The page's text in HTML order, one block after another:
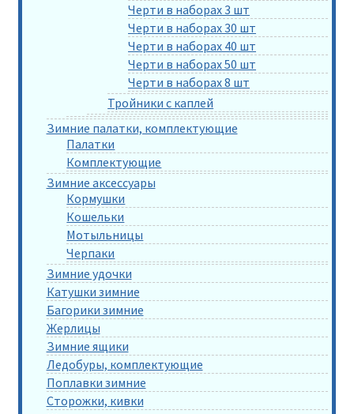
Черти в наборах 3 шт
Черти в наборах 30 шт
Черти в наборах 40 шт
Черти в наборах 50 шт
Черти в наборах 8 шт
Тройники с каплей
Зимние палатки, комплектующие
Палатки
Комплектующие
Зимние аксессуары
Кормушки
Кошельки
Мотыльницы
Черпаки
Зимние удочки
Катушки зимние
Багорики зимние
Жерлицы
Зимние ящики
Ледобуры, комплектующие
Поплавки зимние
Сторожки, кивки